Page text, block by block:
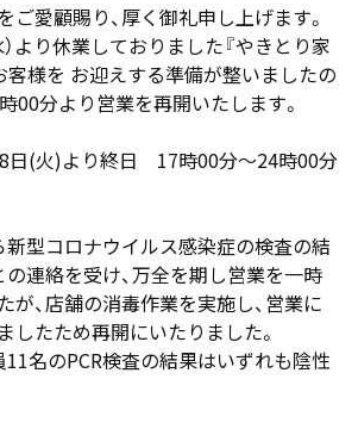
ご愛顧賜り、厚く御礼申し上げます。
より休業しておりました『やきとり家
客様を お迎えする準備が整いましたの
00分より営業を再開いたします。
(火)より終日 17時00分～24時00分
新型コロナウイルス感染症の検査の結
の連絡を受け、万全を期し営業を一時
が、店舗の消毒作業を実施し、営業に
したため再開にいたりました。
11名のPCR検査の結果はいずれも陰性